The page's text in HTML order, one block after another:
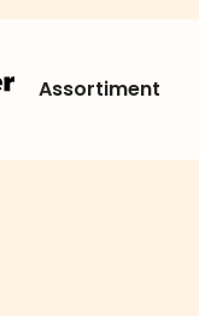
Assortiment